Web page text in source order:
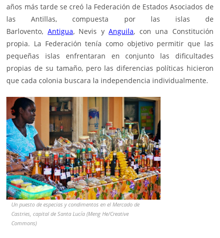
años más tarde se creó la Federación de Estados Asociados de
las Antillas, compuesta por las islas de
Barlovento, Antigua, Nevis yAnguila, con una Constitución
propia. La Federación tenía como objetivo permitir que las
pequeñas islas enfrentaran en conjunto las dificultades
propias de su tamaño, pero las diferencias políticas hicieron
que cada colonia buscara la independencia individualmente.
Un puesto de especias y condimentos en el Mercado de
Castries, capital de Santa Lucía (Meng He/Creative
Commons)